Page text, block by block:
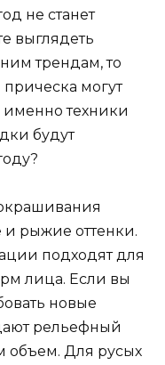
не станет
выглядеть
трендам, то
могут
именно техники
будут
и рыжие оттенки.
подходят для
лица. Если вы
новые
рельефный
объем. Для русых